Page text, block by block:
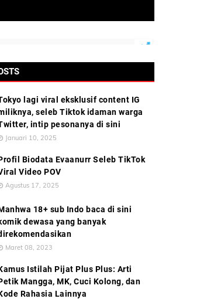
lagi viral eksklusif content IG
seleb Tiktok idaman warga
intip pesonanya di sini
Januari 10, 2025
Biodata Evaanurr Seleb TikTok
Video POV
Agustus 17, 2025
18+ sub Indo baca di sini
dewasa yang banyak
Maret 08, 2023
Istilah Pijat Plus Plus: Arti
Mangga, MK, Cuci Kolong, dan
Rahasia Lainnya